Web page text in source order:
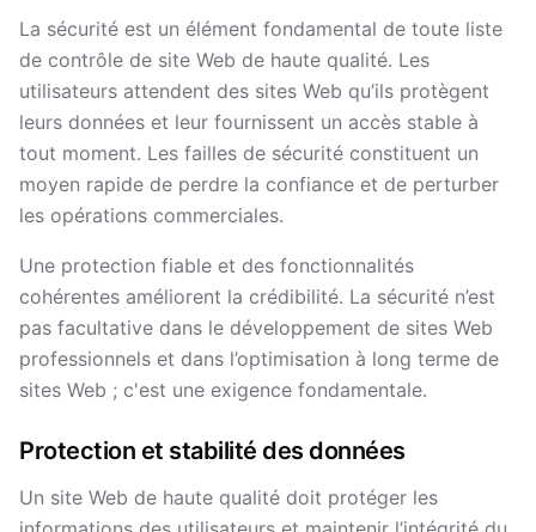
La sécurité est un élément fondamental de toute liste
de contrôle de site Web de haute qualité. Les
utilisateurs attendent des sites Web qu’ils protègent
leurs données et leur fournissent un accès stable à
tout moment. Les failles de sécurité constituent un
moyen rapide de perdre la confiance et de perturber
les opérations commerciales.
Une protection fiable et des fonctionnalités
cohérentes améliorent la crédibilité. La sécurité n’est
pas facultative dans le développement de sites Web
professionnels et dans l’optimisation à long terme de
sites Web ; c'est une exigence fondamentale.
Protection et stabilité des données
Un site Web de haute qualité doit protéger les